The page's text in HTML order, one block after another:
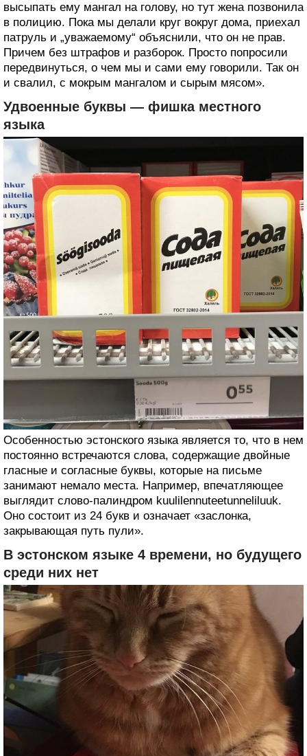
высыпать ему мангал на голову, но тут жена позвонила
в полицию. Пока мы делали круг вокруг дома, приехал
патруль и „уважаемому“ объяснили, что он не прав.
Причем без штрафов и разборок. Просто попросили
передвинуться, о чем мы и сами ему говорили. Так он
и свалил, с мокрым мангалом и сырым мясом».
Удвоенные буквы — фишка местного
языка
Особенностью эстонского языка является то, что в нем
постоянно встречаются слова, содержащие двойные
гласные и согласные буквы, которые на письме
занимают немало места. Например, впечатляющее
выглядит слово-палиндром kuulilennuteetunneliluuk.
Оно состоит из 24 букв и означает «заслонка,
закрывающая путь пули».
В эстонском языке 4 времени, но будущего
среди них нет